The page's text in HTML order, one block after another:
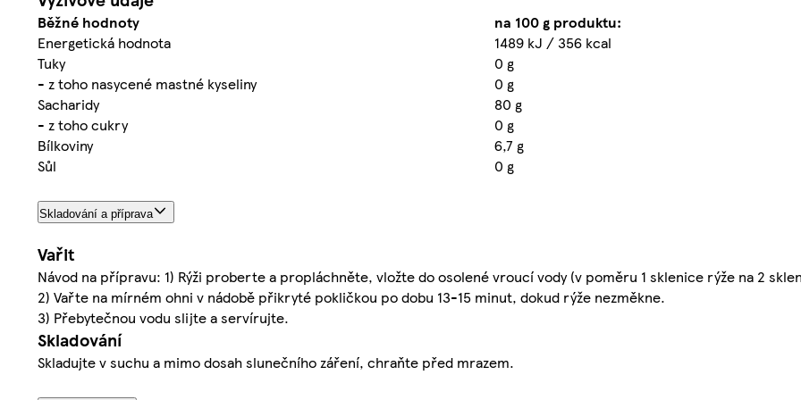
Běžné hodnoty
na 100 g produktu:
Energetická hodnota
1489 kJ / 356 kcal
Tuky
0 g
- z toho nasycené mastné kyseliny
0 g
Sacharidy
80 g
- z toho cukry
0 g
Bílkoviny
6,7 g
Sůl
0 g
Skladování a příprava
Vařit
Návod na přípravu: 1) Rýži proberte a propláchněte, vložte do osolené vroucí vody (v poměru 1 sklenice rýže na 2
2) Vařte na mírném ohni v nádobě přikryté pokličkou po dobu 13-15 minut, dokud rýže nezměkne.
3) Přebytečnou vodu slijte a servírujte.
Skladování
Skladujte v suchu a mimo dosah slunečního záření, chraňte před mrazem.